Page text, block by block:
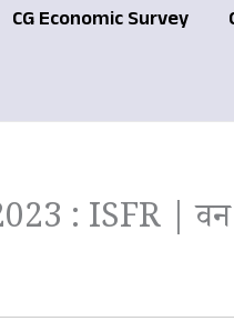
CG Economic Survey
: ISFR | वन